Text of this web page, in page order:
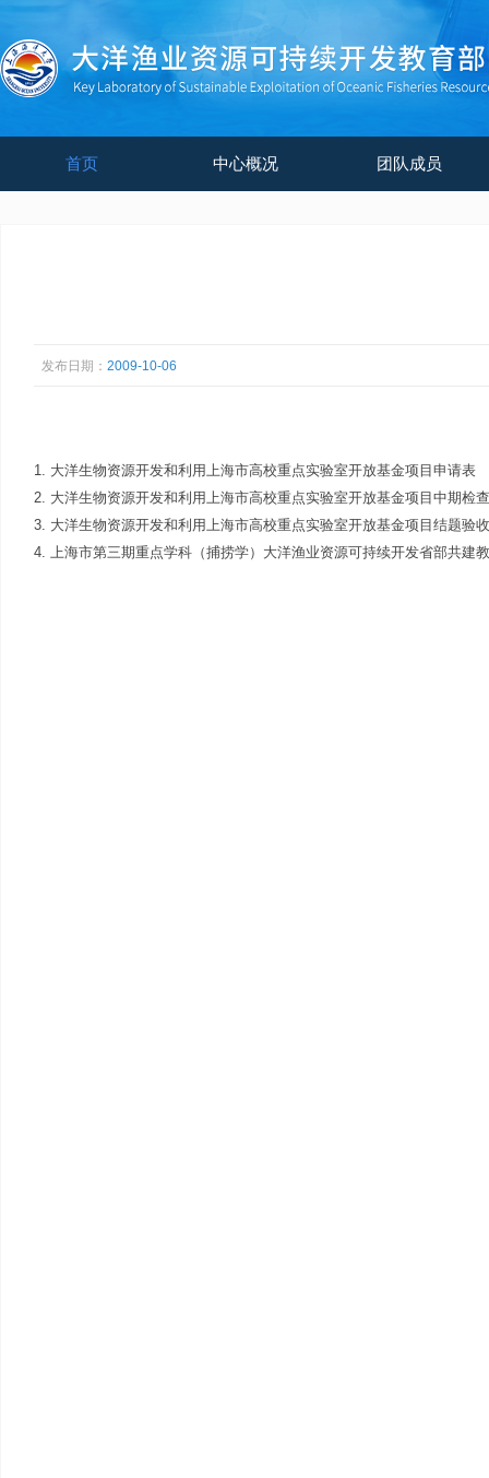
首页 中心概况 团队成员
发布日期： 2009-10-06
1. 大洋生物资源开发和利用上海市高校重点实验室开放基金项目申请表
2. 大洋生物资源开发和利用上海市高校重点实验室开放基金项目中期检
3. 大洋生物资源开发和利用上海市高校重点实验室开放基金项目结题验
4. 上海市第三期重点学科（捕捞学）大洋渔业资源可持续开发省部共建